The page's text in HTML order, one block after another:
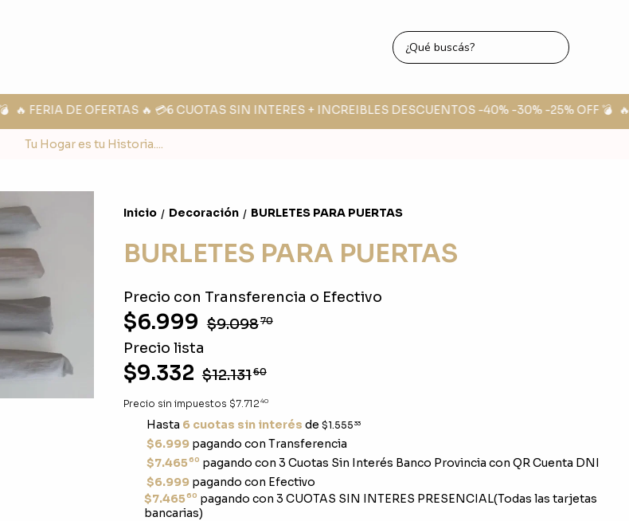
🔥 FERIA DE OFERTAS 🔥 💳6 CUOTAS SIN INTERES + INCREIBLES DESCUENTOS -40% -30% -25% OFF 💣 🔥
Tu Hogar es tu Historia....
Inicio / Decoración / BURLETES PARA PUERTAS
BURLETES PARA PUERTAS
Precio con Transferencia o Efectivo
$6.999 $9.09870
Precio lista
$9.332 $12.13160
Precio sin impuestos $7.712 40
Hasta 6 cuotas sin interés de $1.555 33
$6.999pagando con Transferencia
$7.46560 pagando con 3 Cuotas Sin Interés Banco Provincia con QR Cuenta DNI
$6.999pagando con Efectivo
$7.46560 pagando con 3 CUOTAS SIN INTERES PRESENCIAL(Todas las tarjetas
bancarias)